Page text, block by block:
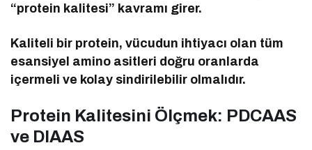
“protein kalitesi” kavramı girer.
Kaliteli bir protein, vücudun ihtiyacı olan tüm
esansiyel amino asitleri doğru oranlarda
içermeli ve kolay sindirilebilir olmalıdır.
Protein Kalitesini Ölçmek: PDCAAS
ve DIAAS